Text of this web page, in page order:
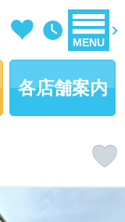
MENU
各店舗案内